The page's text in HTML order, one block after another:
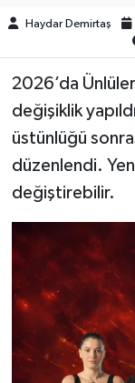
Haydar Demirtaş
2026’da
değişiklik
üstünlüğü
düzenlendi.
değiştirebilir.